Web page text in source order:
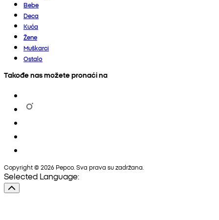
Bebe
Deca
Kuća
Žene
Muškarci
Ostalo
Takođe nas možete pronaći na
Copyright © 2026 Pepco. Sva prava su zadržana.
Selected Language: